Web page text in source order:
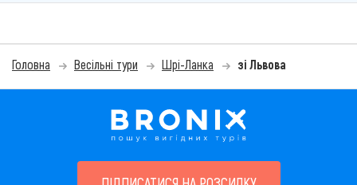
Головна Весільні тури Шрі-Ланка зі Львова